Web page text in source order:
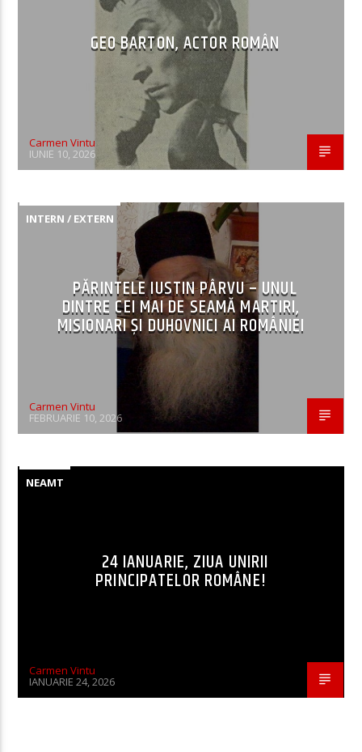
GEO BARTON, ACTOR ROMÂN
Carmen Vintu
IUNIE 10, 2026
INTERN / EXTERN
PĂRINTELE IUSTIN PÂRVU – UNUL
DINTRE CEI MAI DE SEAMĂ MARTIRI,
MISIONARI ŞI DUHOVNICI AI ROMÂNIEI
Carmen Vintu
FEBRUARIE 10, 2026
NEAMT
24 IANUARIE, ZIUA UNIRII
PRINCIPATELOR ROMÂNE!
Carmen Vintu
IANUARIE 24, 2026